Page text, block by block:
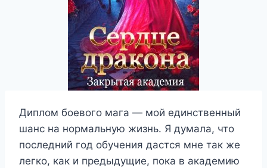
Диплом боевого мага — мой единственный
шанс на нормальную жизнь. Я думала, что
последний год обучения дастся мне так же
легко, как и предыдущие, пока в академию